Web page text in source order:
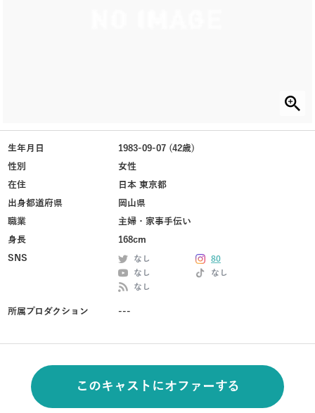
生年月日
1983-09-07 (42歳)
性別
女性
在住
日本 東京都
出身都道府県
岡山県
職業
主婦・家事手伝い
身長
168cm
SNS
なし
80
なし
なし
なし
所属プロダクション ---
このキャストにオファーする